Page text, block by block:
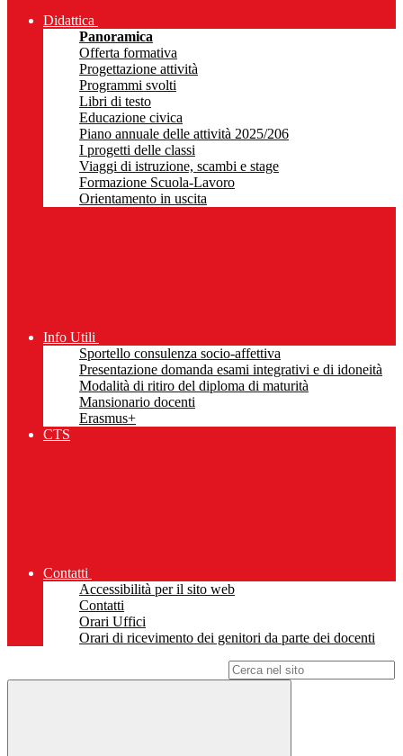
Didattica
Panoramica
Offerta formativa
Progettazione attività
Programmi svolti
Libri di testo
Educazione civica
Piano annuale delle attività 2025/206
I progetti delle classi
Viaggi di istruzione, scambi e stage
Formazione Scuola-Lavoro
Orientamento in uscita
Info Utili
Sportello consulenza socio-affettiva
Presentazione domanda esami integrativi e di idoneità
Modalità di ritiro del diploma di maturità
Mansionario docenti
Erasmus+
CTS
Contatti
Accessibilità per il sito web
Contatti
Orari Uffici
Orari di ricevimento dei genitori da parte dei docenti